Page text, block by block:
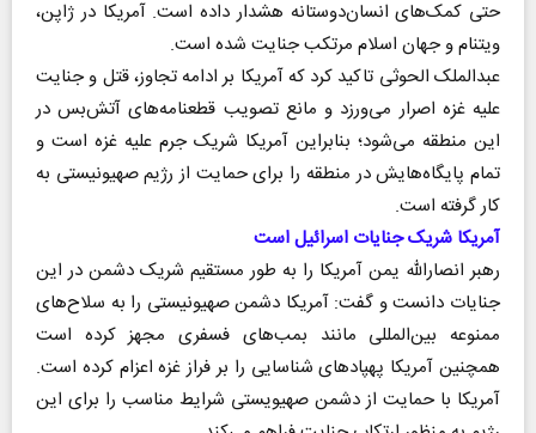
حتی کمک‌های انسان‌دوستانه هشدار داده است. آمریکا در ژاپن،
ویتنام و جهان اسلام مرتکب جنایت شده است.
عبدالملک الحوثی تاکید کرد که آمریکا بر ادامه تجاوز، قتل و جنایت
علیه غزه اصرار می‌ورزد و مانع تصویب قطعنامه‌های آتش‌بس در
این منطقه می‌شود؛ بنابراین آمریکا شریک جرم علیه غزه است و
تمام پایگاه‌هایش در منطقه را برای حمایت از رژیم صهیونیستی به
کار گرفته است.
آمریکا شریک جنایات اسرائیل است
رهبر انصارالله یمن آمریکا را به طور مستقیم شریک دشمن در این
جنایات دانست و گفت: آمریکا دشمن صهیونیستی را به سلاح‌های
ممنوعه بین‌المللی مانند بمب‌های فسفری مجهز کرده است
همچنین آمریکا پهپاد‌های شناسایی را بر فراز غزه اعزام کرده است.
آمریکا با حمایت از دشمن صهیویستی شرایط مناسب را برای این